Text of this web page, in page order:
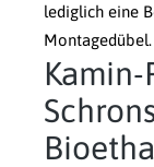
lediglich eine
Montagedübel.